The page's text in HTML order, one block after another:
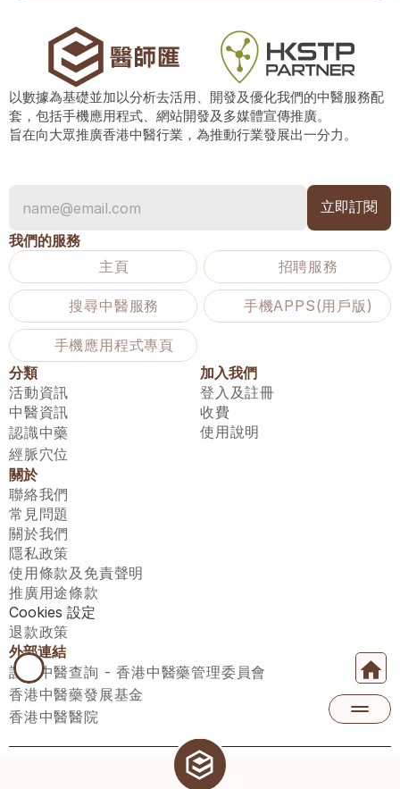
以數據為基礎並加以分析去活用、開發及優化我們的中醫服務配
套，包括手機應用程式、網站開發及多媒體宣傳推廣。
旨在向大眾推廣香港中醫行業，為推動行業發展出一分力。
我們的服務
主頁
招聘服務
搜尋中醫服務 手機APPS(用戶版)
手機應用程式專頁
分類
活動資訊
中醫資訊
認識中藥
經脈穴位
加入我們
登入及註冊
收費
使用說明
關於
聯絡我們
常見問題
關於我們
隱私政策
使用條款及免責聲明
推廣用途條款
Cookies 設定
退款政策
外部連結
註冊中醫查詢 - 香港中醫藥管理委員會
香港中醫藥發展基金
香港中醫醫院
醫師匯有限公司 ECWAY LIMITED Copyright 2026© All rights